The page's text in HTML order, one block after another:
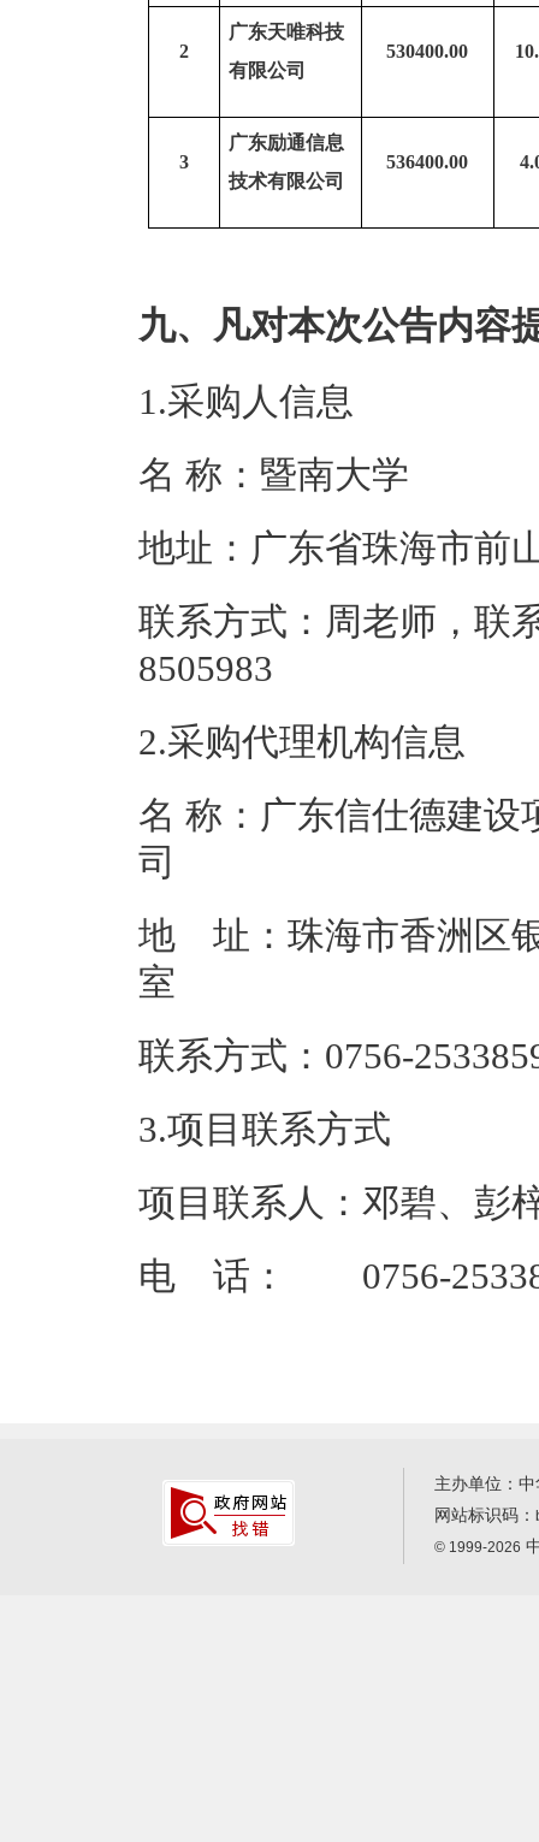
2
广东天唯科技
有限公司
530400.00
3
广东励通信息
技术有限公司
536400.00
九、凡对本次公告内容
1.采购人信息
名 称：暨南
地址：广东省
联系方式：周老师，联
8505983
2.采购代理机构信息
名 称：广东信仕德建设
地 址：珠海市香洲区
联系方式：
3.项目联系方式
项目联系人：邓碧、彭
电 话： 0756-
主办单位：
网站标识码：
© 1999-2026